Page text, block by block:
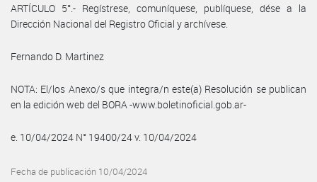
ARTÍCULO 5°.- Regístrese, comuníquese, publíquese, dése a la
Dirección Nacional del Registro Oficial y archívese.
Fernando D. Martinez
NOTA: El/los Anexo/s que integra/n este(a) Resolución se publican
en la edición web del BORA -www.boletinoficial.gob.ar-
e. 10/04/2024 N° 19400/24 v. 10/04/2024
Fecha de publicación 10/04/2024